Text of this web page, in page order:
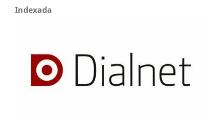
Indexada